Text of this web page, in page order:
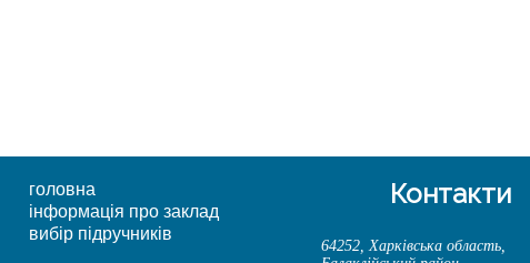
головна
інформація про заклад
вибір підручників
Контакти
64252, Харківська область,